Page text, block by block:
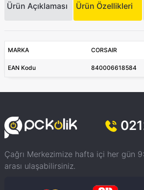
Ürün Açıklaması Ürün Özellikleri
MARKA CORSAIR
EAN Kodu 840006618584
Çağrı Merkezimize hafta içi her gün
arası ulaşabilirsiniz.